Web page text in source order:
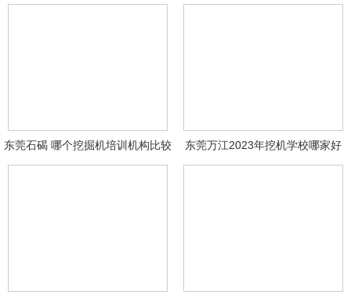
东莞石碣 哪个挖掘机培训机构比较
好?
东莞万江2023年挖机学校哪家好